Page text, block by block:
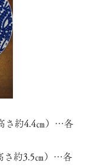
さ約4.4㎝）…各
さ約3.5㎝）…各